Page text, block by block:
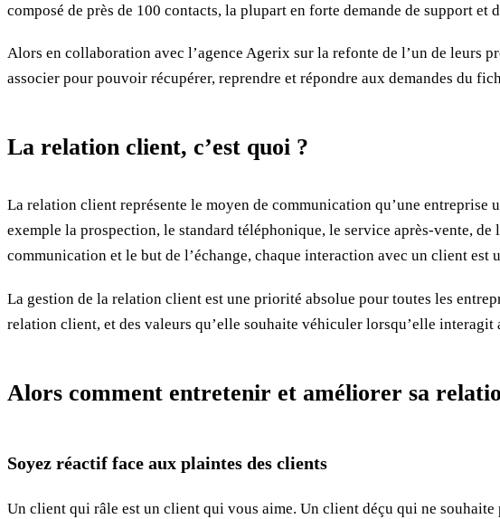
composé de près de 100 contacts, la plupart en forte demande de support et
Alors en collaboration avec l’agence Agerix sur la refonte de l’un de leurs
associer pour pouvoir récupérer, reprendre et répondre aux demandes du
La relation client, c’est quoi ?
La relation client représente le moyen de communication qu’une
exemple la prospection, le standard téléphonique, le service après-vente,
communication et le but de l’échange, chaque interaction avec un client
La gestion de la relation client est une priorité absolue pour toutes les
relation client, et des valeurs qu’elle souhaite véhiculer lorsqu’elle
Alors comment entretenir et améliorer sa
Soyez réactif face aux plaintes des clients
Un client qui râle est un client qui vous aime. Un client déçu qui ne